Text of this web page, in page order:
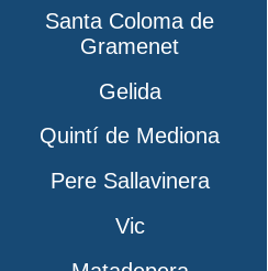
Santa Coloma de
Gramenet
Gelida
Quintí de Mediona
Pere Sallavinera
Vic